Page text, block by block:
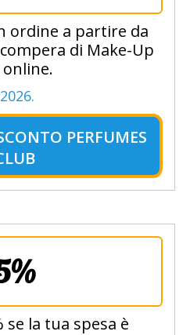
ordine a partire da
di Make-Up
PERFUMES
se la tua spesa è